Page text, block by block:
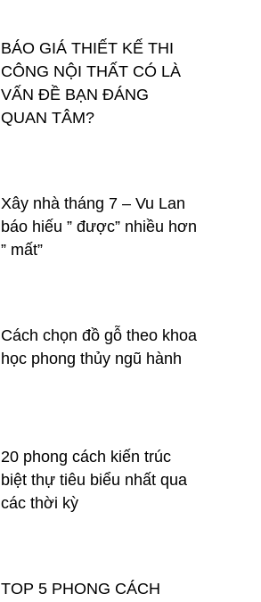
BÁO GIÁ THIẾT KẾ THI
CÔNG NỘI THẤT CÓ LÀ
VẤN ĐỀ BẠN ĐÁNG
QUAN TÂM?
Xây nhà tháng 7 – Vu Lan
báo hiếu ” được” nhiều hơn
” mất”
Cách chọn đồ gỗ theo khoa
học phong thủy ngũ hành
20 phong cách kiến trúc
biệt thự tiêu biểu nhất qua
các thời kỳ
TOP 5 PHONG CÁCH